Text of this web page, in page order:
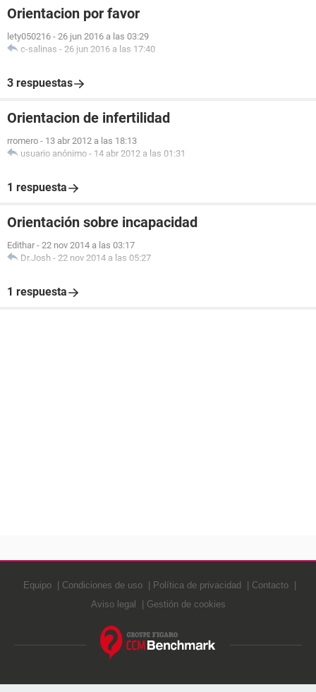
Orientacion por favor
lety050216 - 26 jun 2016 a las 03:29
c-salinas - 26 jun 2016 a las 17:40
3 respuestas
Orientacion de infertilidad
rromero - 13 abr 2012 a las 18:13
usuario anónimo - 14 abr 2012 a las 01:31
1 respuesta
Orientación sobre incapacidad
Edithar - 22 nov 2014 a las 03:17
Dr.Josh - 22 nov 2014 a las 05:27
1 respuesta
Equipo Condiciones de uso Política de privacidad
Contacto
Aviso legal
Gestión de cookies